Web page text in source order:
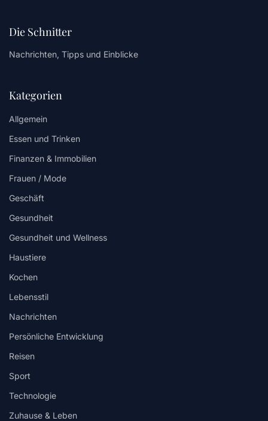
Die Schnitter
Nachrichten, Tipps und Einblicke
Kategorien
Allgemein
Essen und Trinken
Finanzen & Immobilien
Frauen / Mode
Geschäft
Gesundheit
Gesundheit und Wellness
Haustiere
Kochen
Lebensstil
Nachrichten
Persönliche Entwicklung
Reisen
Sport
Technologie
Zuhause & Leben